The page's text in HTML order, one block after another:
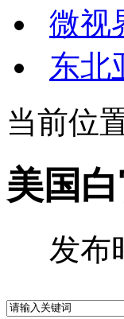
微视
东北
当前位
美国
发布